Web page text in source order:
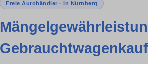
Freie Autohändler · in Nürnberg